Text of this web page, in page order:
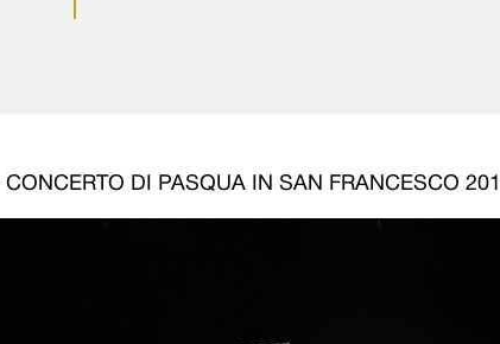
CONCERTO DI PASQUA IN SAN FRANCESCO